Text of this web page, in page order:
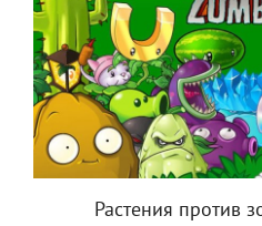
Растения против